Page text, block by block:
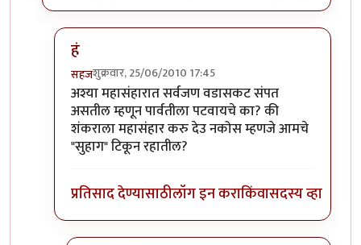
हं
सहजशुक्रवार, 25/06/2010 17:45
In reply toमहादेवचbyशुचि
अश्या महासंहारात सर्वजण वडासकट संपत
असतील म्हणून पार्वतीला पटवायचे का? की
शंकराला महासंहार करु देउ नकोस म्हणजे आमचे
"सुहाग" टिकून रहातील?
प्रतिसाद देण्यासाठीलॉग इन कराकिंवासदस्य व्हा